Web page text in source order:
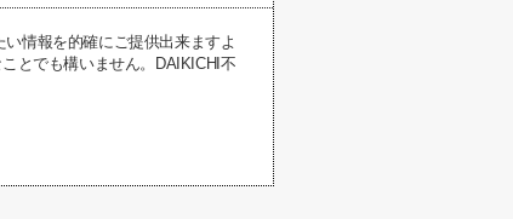
情報を的確にご提供出来ますよ
とでも構いません。DAIKICHI不